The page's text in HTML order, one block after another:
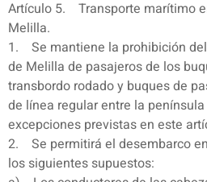
Artículo 5. Transporte marítimo
Melilla.
1. Se mantiene la prohibición
de Melilla de pasajeros de los
transbordo rodado y buques de
de línea regular entre la
excepciones previstas en este
2. Se permitirá el desembarco
los siguientes supuestos: